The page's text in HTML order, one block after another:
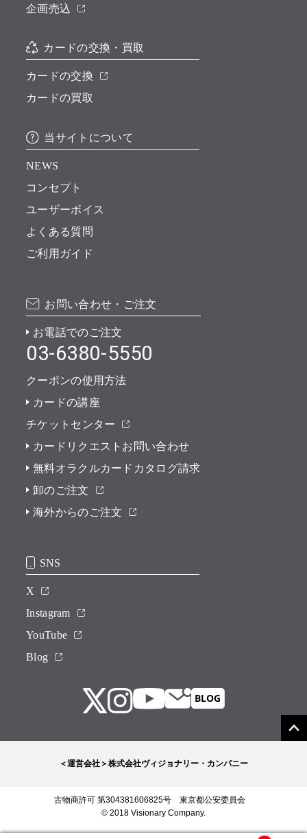
企画売込
カードの交換・買取
カードの交換
カードの買取
当サイトについて
NEWS
コンセプト
ユーザーボイス
よくある質問
ご利用ガイド
お問い合わせ・ご注文
お電話でのご注文
03-6380-5550
クーポンの使用方法
カードの講座
チケットセンター
カードリクエストお問い合わせ
無料オラクルカードカタログ請求
卸のご注文
海外からのご注文
SNS
X
Instagram
YouTube
Blog
＜運営会社＞株式会社ヴィジョナリー・カンパニー
古物商許可 第304381606825号 東京都公安委員会
© 2018 Visionary Company.